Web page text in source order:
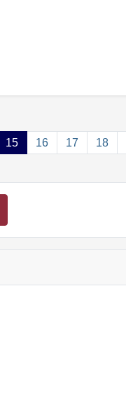
15 16 17 18